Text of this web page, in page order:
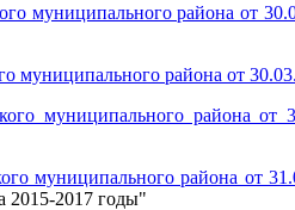
муниципального района от
муниципального района от
муниципального района
муниципального района от
2015-2017 годы"